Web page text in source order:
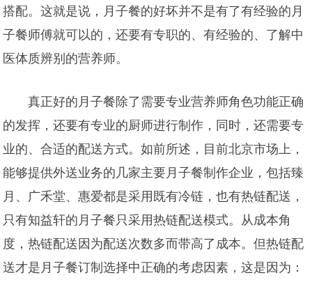
搭配。这就是说，月子餐的好坏并不是有了有经验的月
子餐师傅就可以的，还要有专职的、有经验的、了解中
医体质辨别的营养师。
真正好的月子餐除了需要专业营养师角色功能正确
的发挥，还要有专业的厨师进行制作，同时，还需要专
业的、合适的配送方式。如前所述，目前北京市场上，
能够提供外送业务的几家主要月子餐制作企业，包括臻
月、广禾堂、惠爱都是采用既有冷链，也有热链配送，
只有知益轩的月子餐只采用热链配送模式。从成本角
度，热链配送因为配送次数多而带高了成本。但热链配
送才是月子餐订制选择中正确的考虑因素，这是因为：